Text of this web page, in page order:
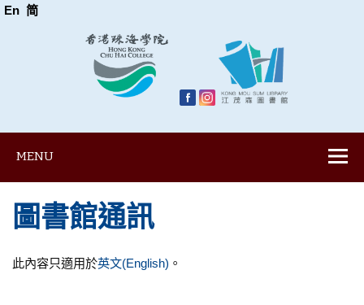
En 简
MENU
圖書館通訊
此內容只適用於英文(English) 。